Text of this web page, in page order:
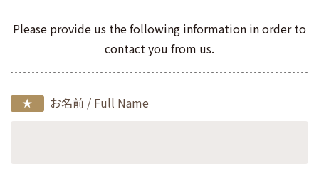
Please provide us the following information in order to
contact you from us.
お名前 / Full Name